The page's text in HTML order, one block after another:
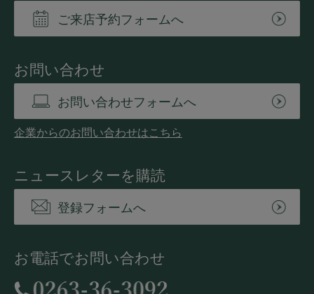
ご来店予約フォームへ
お問い合わせ
お問い合わせフォームへ
企業からのお問い合わせはこちら
ニュースレターを購読
登録フォームへ
お電話でお問い合わせ